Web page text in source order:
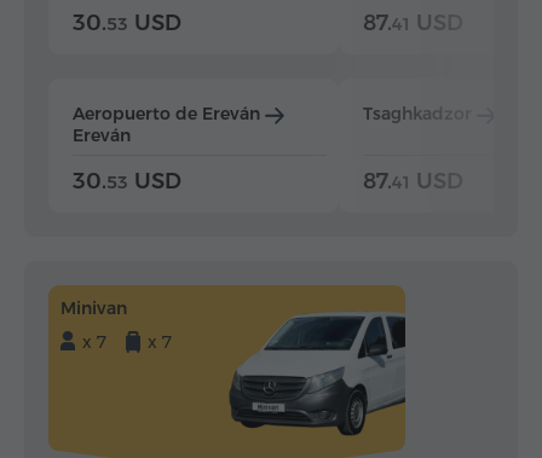
30.53 USD
Aeropuerto de Ereván
Ereván
30.53 USD
87.41 USD
Tsaghkadzor
87.41 USD
Minivan
x 7
x 7